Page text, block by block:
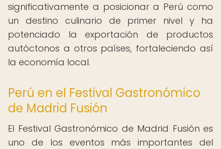
significativamente a posicionar a Perú como
un destino culinario de primer nivel y ha
potenciado la exportación de productos
autóctonos a otros países, fortaleciendo así
la economía local.
Perú en el Festival Gastronómico
de Madrid Fusión
El Festival Gastronómico de Madrid Fusión es
uno de los eventos más importantes del